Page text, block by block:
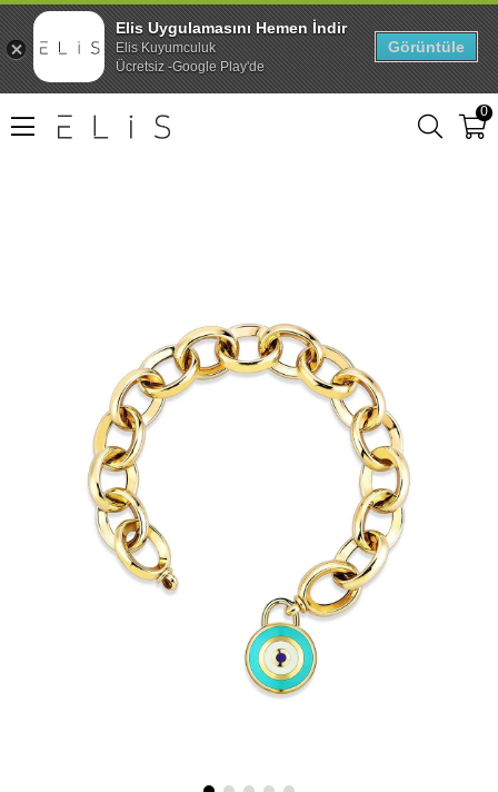
0
Elis Uygulamasını Hemen İndir
Elis Kuyumculuk
Ücretsiz -Google Play'de
Görüntüle